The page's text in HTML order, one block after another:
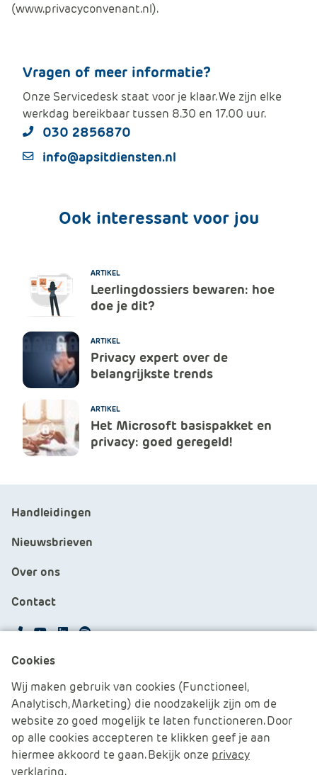
(www.privacyconvenant.nl).
Vragen of meer informatie?
Onze Servicedesk staat voor je klaar. We zijn elke
werkdag bereikbaar tussen 8.30 en 17.00 uur.
030 2856870
info@apsitdiensten.nl
Ook interessant voor jou
ARTIKEL
Leerlingdossiers bewaren: hoe
doe je dit?
ARTIKEL
Privacy expert over de
belangrijkste trends
ARTIKEL
Het Microsoft basispakket en
privacy: goed geregeld!
Handleidingen
Nieuwsbrieven
Over ons
Contact
Cookies beheren
Cookie verklaring
Algemene voorwaarden
Cookies
Wij maken gebruik van cookies (Functioneel,
Analytisch, Marketing) die noodzakelijk zijn om de
website zo goed mogelijk te laten functioneren. Door
op alle cookies accepteren te klikken geef je aan
hiermee akkoord te gaan. Bekijk onze privacy
verklaring.